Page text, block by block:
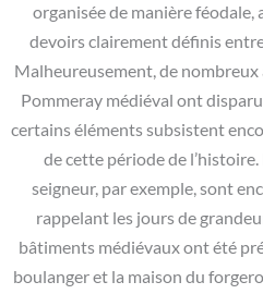
organisée de manière féodale,
devoirs clairement définis
Malheureusement, de
Pommeray médiéval ont
certains éléments subsistent
de cette période de
seigneur, par exemple, sont
rappelant les jours de
bâtiments médiévaux ont été
boulanger et la maison du